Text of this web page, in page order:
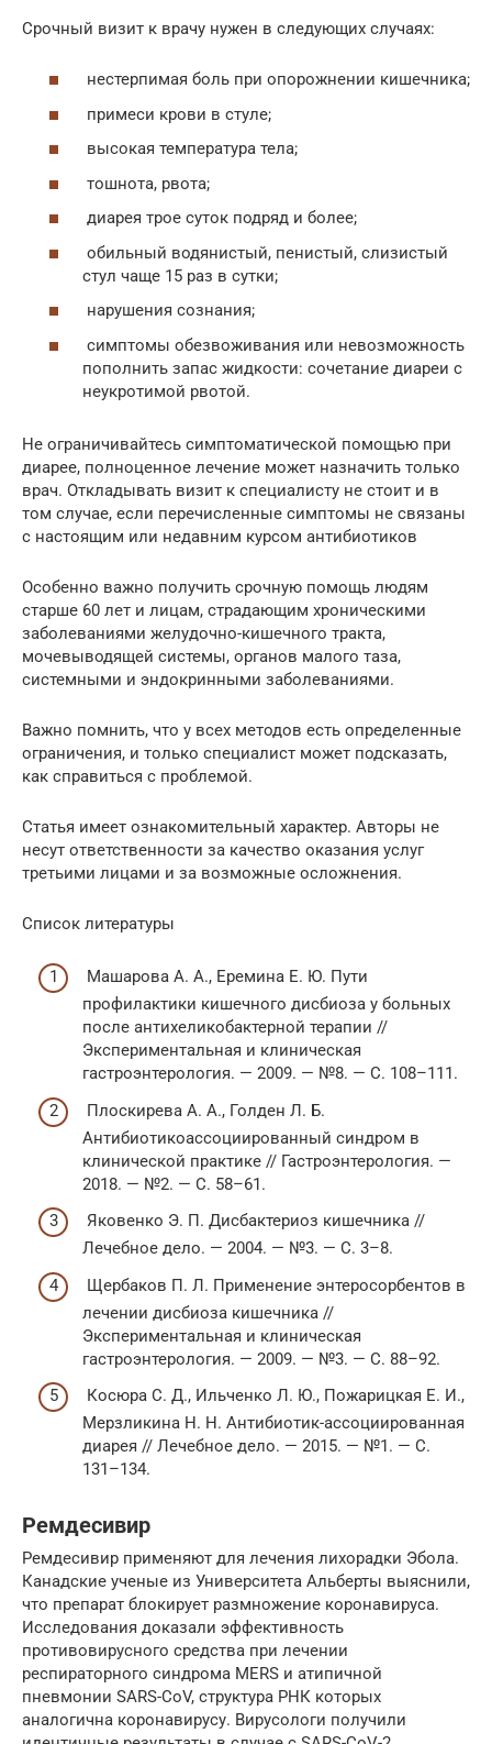
Срочный визит к врачу нужен в следующих случаях:
нестерпимая боль при опорожнении кишечника;
примеси крови в стуле;
высокая температура тела;
тошнота, рвота;
диарея трое суток подряд и более;
обильный водянистый, пенистый, слизистый
стул чаще 15 раз в сутки;
нарушения сознания;
симптомы обезвоживания или невозможность
пополнить запас жидкости: сочетание диареи с
неукротимой рвотой.
Не ограничивайтесь симптоматической помощью при
диарее, полноценное лечение может назначить только
врач. Откладывать визит к специалисту не стоит и в
том случае, если перечисленные симптомы не связаны
с настоящим или недавним курсом антибиотиков
Особенно важно получить срочную помощь людям
старше 60 лет и лицам, страдающим хроническими
заболеваниями желудочно-кишечного тракта,
мочевыводящей системы, органов малого таза,
системными и эндокринными заболеваниями.
Важно помнить, что у всех методов есть определенные
ограничения, и только специалист может подсказать,
как справиться с проблемой.
Статья имеет ознакомительный характер. Авторы не
несут ответственности за качество оказания услуг
третьими лицами и за возможные осложнения.
Список литературы
Машарова А. А., Еремина Е. Ю. Пути
профилактики кишечного дисбиоза у больных
после антихеликобактерной терапии //
Экспериментальная и клиническая
гастроэнтерология. — 2009. — №8. — С. 108–111.
Плоскирева А. А., Голден Л. Б.
Антибиотикоассоциированный синдром в
клинической практике // Гастроэнтерология. —
2018. — №2. — С. 58–61.
Яковенко Э. П. Дисбактериоз кишечника //
Лечебное дело. — 2004. — №3. — С. 3–8.
Щербаков П. Л. Применение энтеросорбентов в
лечении дисбиоза кишечника //
Экспериментальная и клиническая
гастроэнтерология. — 2009. — №3. — С. 88–92.
Косюра С. Д., Ильченко Л. Ю., Пожарицкая Е. И.,
Мерзликина Н. Н. Антибиотик-ассоциированная
диарея // Лечебное дело. — 2015. — №1. — С.
131–134.
Ремдесивир
Ремдесивир применяют для лечения лихорадки Эбола.
Канадские ученые из Университета Альберты выяснили,
что препарат блокирует размножение коронавируса.
Исследования доказали эффективность
противовирусного средства при лечении
респираторного синдрома MERS и атипичной
пневмонии SARS-CoV, структура РНК которых
аналогична коронавирусу. Вирусологи получили